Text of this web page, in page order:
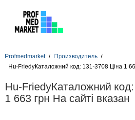
Profmedmarket
Производитель
Hu-FriedyКаталожний код: 131-3708 Ціна 1
Hu-FriedyКаталожний
1 663 грн На сайті вказан